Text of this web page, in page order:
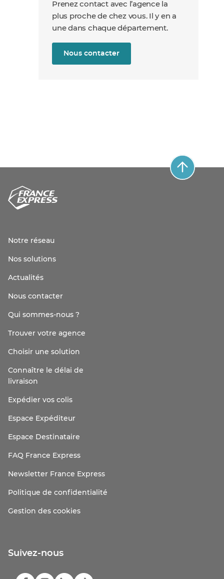
Prenez contact avec l’agence la
plus proche de chez vous. Il y en a
une dans chaque département.
Nous contacter
Notre réseau
Nos solutions
Actualités
Nous contacter
Qui sommes-nous ?
Trouver votre agence
Choisir une solution
Connaître le délai de
livraison
Expédier vos colis
Espace Expéditeur
Espace Destinataire
FAQ France Express
Newsletter France Express
Politique de confidentialité
Gestion des cookies
Suivez-nous